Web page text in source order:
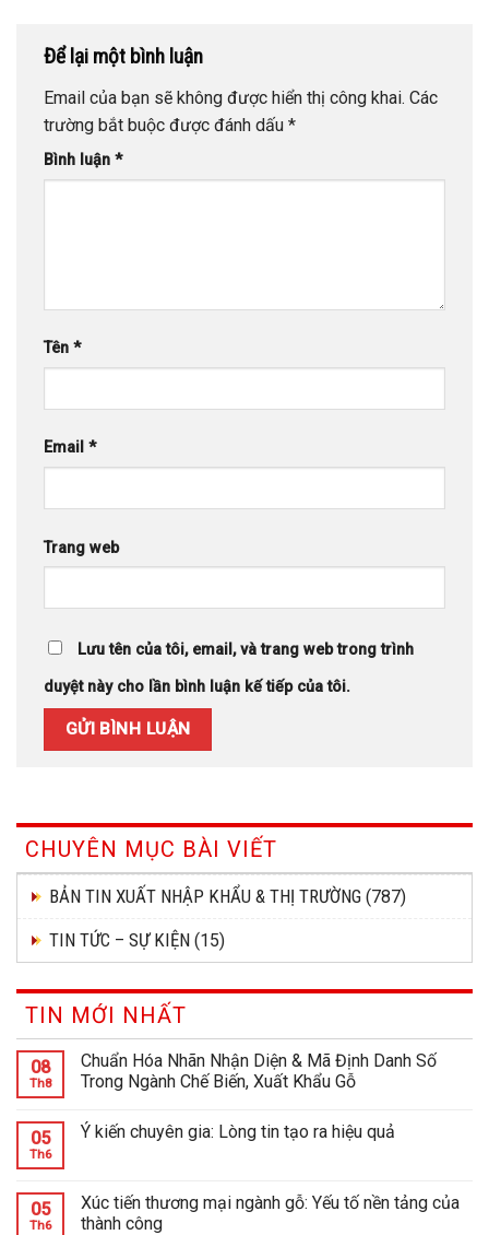
Để lại một bình luận
Email của bạn sẽ không được hiển thị công khai. Các
trường bắt buộc được đánh dấu *
Bình luận *
Tên *
Email *
Trang web
Lưu tên của tôi, email, và trang web trong trình
duyệt này cho lần bình luận kế tiếp của tôi.
CHUYÊN MỤC BÀI VIẾT
BẢN TIN XUẤT NHẬP KHẨU & THỊ TRƯỜNG (787)
TIN TỨC – SỰ KIỆN (15)
TIN MỚI NHẤT
08
Th8
Chuẩn Hóa Nhãn Nhận Diện & Mã Định Danh Số
Trong Ngành Chế Biến, Xuất Khẩu Gỗ
05
Th6
Ý kiến chuyên gia: Lòng tin tạo ra hiệu quả
05
Th6
Xúc tiến thương mại ngành gỗ: Yếu tố nền tảng của
thành công